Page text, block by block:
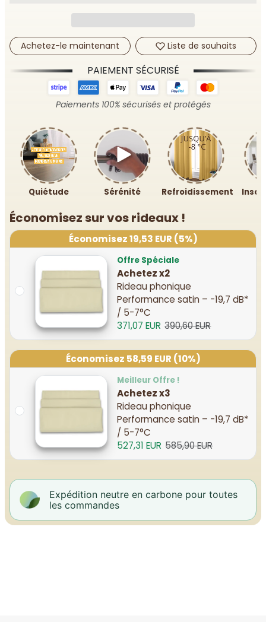
Achetez-le maintenant Liste de souhaits
PAIEMENT SÉCURISÉ
Paiements 100% sécurisés et protégés
Quiétude Sérénité Refroidissement
Économisez sur vos rideaux !
Économisez 19,53 EUR (5%)
Offre Spéciale
Achetez x2
Rideau phonique
Performance satin – -19,7 dB*
/ 5-7°C
371,07 EUR 390,60 EUR
Économisez 58,59 EUR (10%)
Meilleur Offre !
Achetez x3
Rideau phonique
Performance satin – -19,7 dB*
/ 5-7°C
527,31 EUR 585,90 EUR
Expédition neutre en carbone pour toutes
les commandes